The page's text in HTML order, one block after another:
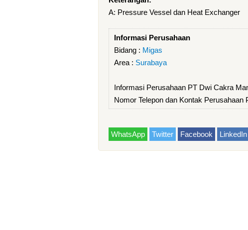
A: Pressure Vessel dan Heat Exchanger
Informasi Perusahaan
Bidang : Migas
Area : Surabaya
Informasi Perusahaan PT Dwi Cakra
Nomor Telepon dan Kontak Perusahaan
WhatsApp Twitter Facebook LinkedIn